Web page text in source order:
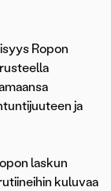
Ropon
ja
laskun
kuluvaa